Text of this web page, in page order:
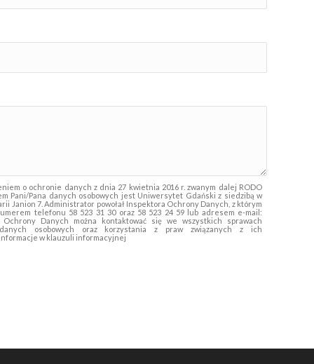
o ochronie danych z dnia 27 kwietnia 2016 r. zwanym dalej RODO
Pani/Pana danych osobowych jest Uniwersytet Gdański z siedzibą w
Janion 7. Administrator powołał Inspektora Ochrony Danych, z którym
telefonu 58 523 31 30 oraz 58 523 24 59 lub adresem e-mail:
Ochrony Danych można kontaktować się we wszystkich sprawach
osobowych oraz korzystania z praw związanych z ich
w klauzuli informacyjnej